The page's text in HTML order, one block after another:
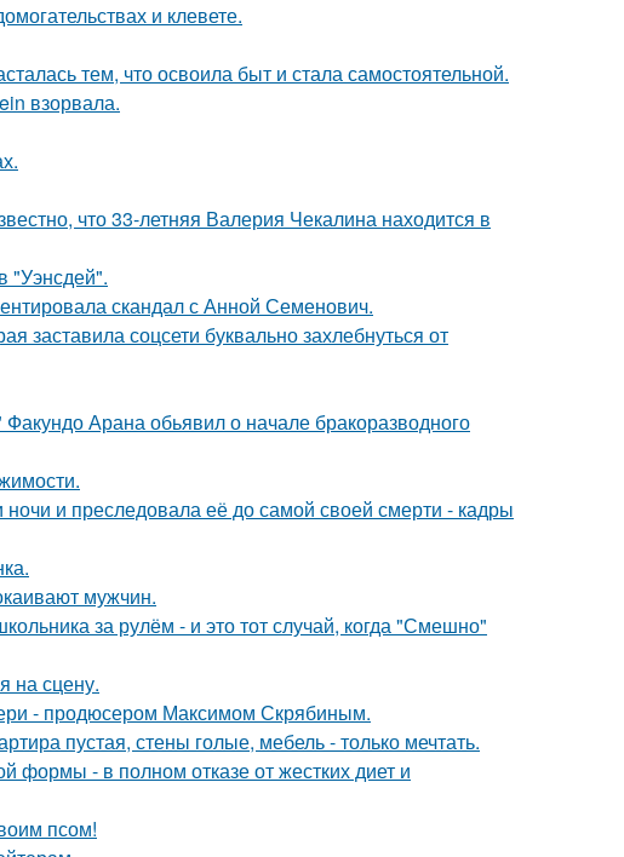
и клевете.
тем, что освоила быт и стала самостоятельной.
взорвала.
что 33-летняя Валерия Чекалина находится в
"Уэнсдей".
скандал с Анной Семенович.
заставила соцсети буквально захлебнуться от
Арана обьявил о начале бракоразводного
и преследовала её до самой своей смерти - кадры
мужчин.
за рулём - и это тот случай, когда "Смешно"
на сцену.
- продюсером Максимом Скрябиным.
пустая, стены голые, мебель - только мечтать.
формы - в полном отказе от жестких диет и
псом!